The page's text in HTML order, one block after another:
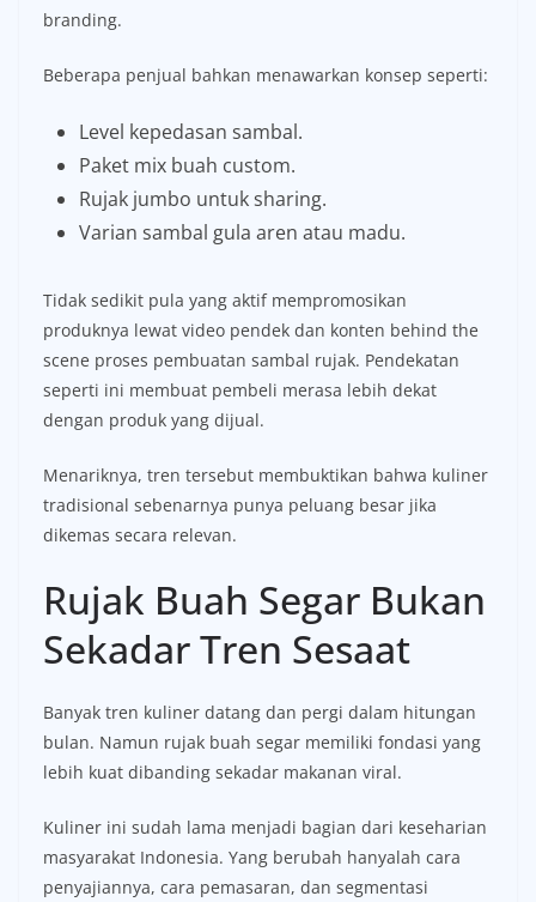
branding.
Beberapa penjual bahkan menawarkan konsep seperti:
Level kepedasan sambal.
Paket mix buah custom.
Rujak jumbo untuk sharing.
Varian sambal gula aren atau madu.
Tidak sedikit pula yang aktif mempromosikan
produknya lewat video pendek dan konten behind the
scene proses pembuatan sambal rujak. Pendekatan
seperti ini membuat pembeli merasa lebih dekat
dengan produk yang dijual.
Menariknya, tren tersebut membuktikan bahwa kuliner
tradisional sebenarnya punya peluang besar jika
dikemas secara relevan.
Rujak Buah Segar Bukan
Sekadar Tren Sesaat
Banyak tren kuliner datang dan pergi dalam hitungan
bulan. Namun rujak buah segar memiliki fondasi yang
lebih kuat dibanding sekadar makanan viral.
Kuliner ini sudah lama menjadi bagian dari keseharian
masyarakat Indonesia. Yang berubah hanyalah cara
penyajiannya, cara pemasaran, dan segmentasi